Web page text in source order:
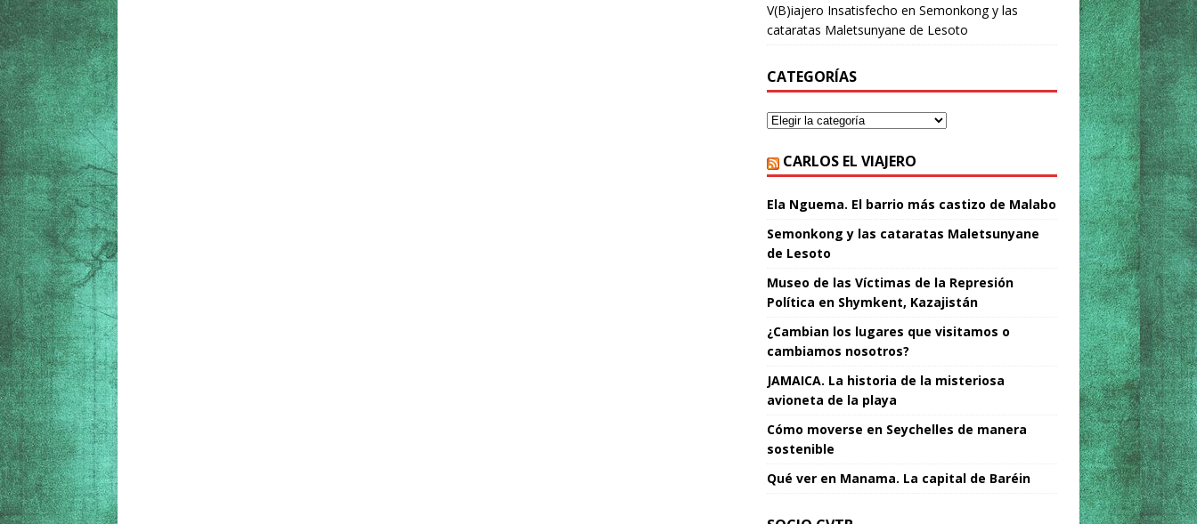
V(B)iajero Insatisfecho en Semonkong y las
cataratas Maletsunyane de Lesoto
CATEGORÍAS
CARLOS EL VIAJERO
Ela Nguema. El barrio más castizo de Malabo
Semonkong y las cataratas Maletsunyane
de Lesoto
Museo de las Víctimas de la Represión
Política en Shymkent, Kazajistán
¿Cambian los lugares que visitamos o
cambiamos nosotros?
JAMAICA. La historia de la misteriosa
avioneta de la playa
Cómo moverse en Seychelles de manera
sostenible
Qué ver en Manama. La capital de Baréin